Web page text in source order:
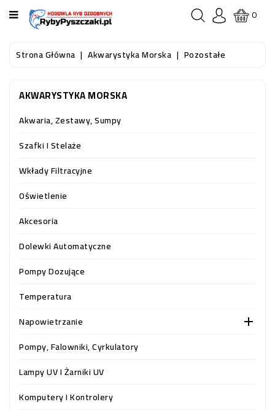
KATEGORIA
STRONA
RYBY
RYBY
DO
OCZKA
WODNEGO
AKWARYSTYKA
(SPRZĘT)
WODNE
KONTAKT
NAMI
0
Strona Główna Akwarystyka Morska Pozostałe
AKWARYSTYKA MORSKA
Akwaria, Zestawy, Sumpy
Szafki I Stelaże
Wkłady Filtracyjne
Oświetlenie
Akcesoria
Dolewki Automatyczne
Pompy Dozujące
Temperatura
Napowietrzanie

Pompy, Falowniki, Cyrkulatory
Lampy UV I Żarniki UV
Komputery I Kontrolery